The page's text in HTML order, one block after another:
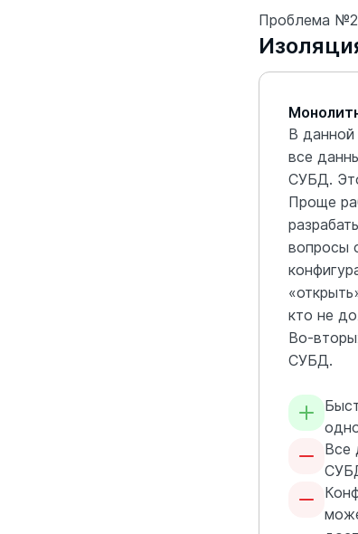
Проблема №2
В данной
все
СУБД.
Проще
вопросы
кто не
Во-
СУБД.
Все